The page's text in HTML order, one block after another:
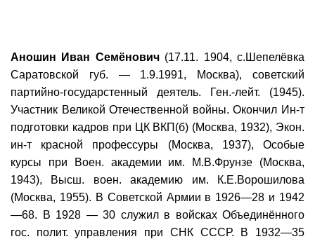
Аношин Иван Семёнович(17.11. 1904, с.Шепелёвка
Саратовской губ. — 1.9.1991, Москва), советский
партийно-государстенный деятель. Ген.-лейт. (1945).
Участник Великой Отечественной войны. Окончил Ин-т
подготовки кадров при ЦК ВКП(б) (Москва, 1932), Экон.
ин-т красной профессуры (Москва, 1937), Особые
курсы при Воен. академии им. М.В.Фрунзе (Москва,
1943), Высш. воен. академию им. К.Е.Ворошилова
(Москва, 1955). В Советской Армии в 1926—28 и 1942
—68. В 1928 — 30 служил в войсках Объединённого
гос. полит. управления при СНК СССР. В 1932—35